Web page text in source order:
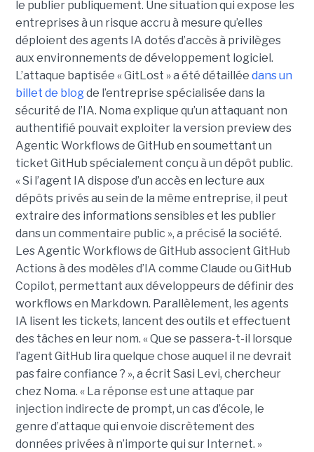
le publier publiquement. Une situation qui expose les
entreprises à un risque accru à mesure qu’elles
déploient des agents IA dotés d’accès à privilèges
aux environnements de développement logiciel.
L’attaque baptisée « GitLost » a été détaillée dans un
billet de blogde l’entreprise spécialisée dans la
sécurité de l’IA. Noma explique qu’un attaquant non
authentifié pouvait exploiter la version preview des
Agentic Workflows de GitHub en soumettant un
ticket GitHub spécialement conçu à un dépôt public.
« Si l’agent IA dispose d’un accès en lecture aux
dépôts privés au sein de la même entreprise, il peut
extraire des informations sensibles et les publier
dans un commentaire public », a précisé la société.
Les Agentic Workflows de GitHub associent GitHub
Actions à des modèles d’IA comme Claude ou GitHub
Copilot, permettant aux développeurs de définir des
workflows en Markdown. Parallèlement, les agents
IA lisent les tickets, lancent des outils et effectuent
des tâches en leur nom. « Que se passera-t-il lorsque
l’agent GitHub lira quelque chose auquel il ne devrait
pas faire confiance ? », a écrit Sasi Levi, chercheur
chez Noma. « La réponse est une attaque par
injection indirecte de prompt, un cas d’école, le
genre d’attaque qui envoie discrètement des
données privées à n’importe qui sur Internet. »